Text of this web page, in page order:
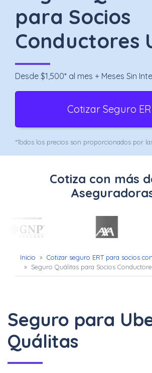
Uber
–
Chofer
App
Seguro
Gastos
Médicos
para Socios
Conductores
Desde $1,500* al mes + Meses Sin
Cotizar Seguro
*Todos los precios son proporcionados por
Cotiza con más
Inicio » Cotizar seguro ERT para socios
» Seguro Quálitas para Socios
Seguro para
Quálitas